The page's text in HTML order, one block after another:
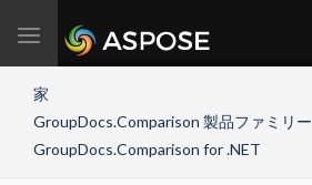
Toggle
navigation
家
GroupDocs.Comparison 製品ファミリー
GroupDocs.Comparison for .NET